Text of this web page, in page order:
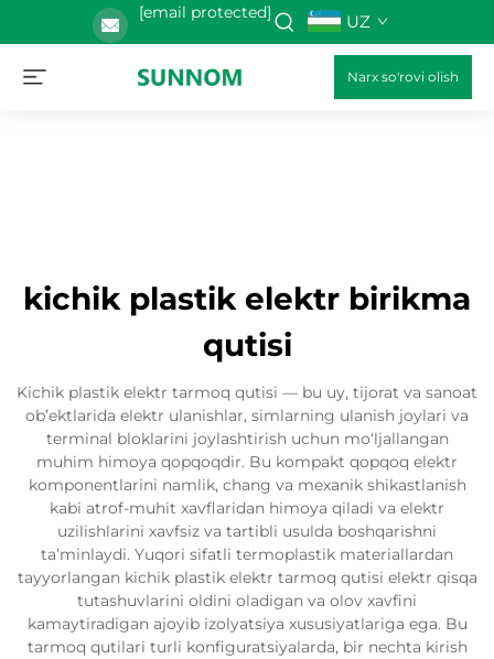
[email protected] UZ
Narx so'rovi olish
kichik plastik elektr birikma
qutisi
Kichik plastik elektr tarmoq qutisi — bu uy, tijorat va sanoat
ob’ektlarida elektr ulanishlar, simlarning ulanish joylari va
terminal bloklarini joylashtirish uchun mo‘ljallangan
muhim himoya qopqoqdir. Bu kompakt qopqoq elektr
komponentlarini namlik, chang va mexanik shikastlanish
kabi atrof-muhit xavflaridan himoya qiladi va elektr
uzilishlarini xavfsiz va tartibli usulda boshqarishni
ta’minlaydi. Yuqori sifatli termoplastik materiallardan
tayyorlangan kichik plastik elektr tarmoq qutisi elektr qisqa
tutashuvlarini oldini oladigan va olov xavfini
kamaytiradigan ajoyib izolyatsiya xususiyatlariga ega. Bu
tarmoq qutilari turli konfiguratsiyalarda, bir nechta kirish